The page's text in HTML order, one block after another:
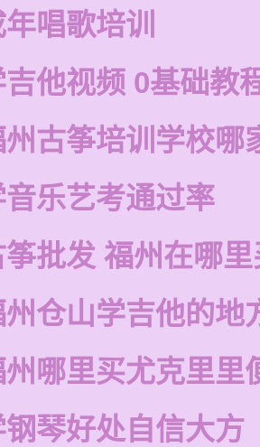
唱歌培训
吉他视频 0基础教
古筝培训学校哪
音乐艺考通过率
筝批发 福州在哪
仓山学吉他的地
哪里买尤克里里
钢琴好处自信大方